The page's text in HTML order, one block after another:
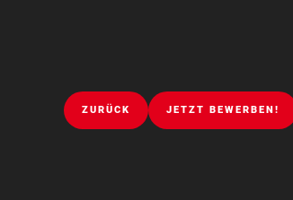
ZURÜCK JETZT BEWERBEN!